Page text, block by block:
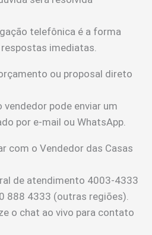
telefônica é a forma
imediatas.
ou proposal direto
vendedor pode enviar um
por e-mail ou WhatsApp.
com o Vendedor das Casas
de atendimento 4003-4333
888 4333 (outras regiões).
o chat ao vivo para contato